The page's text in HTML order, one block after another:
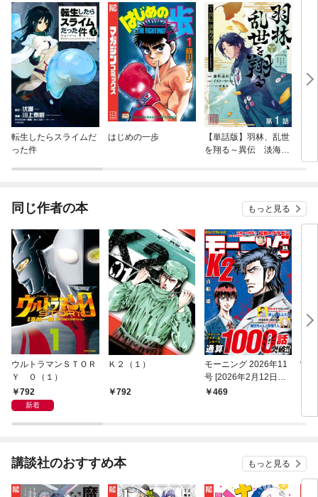
転生したらスライムだ
った件
はじめの一歩
【単話版】羽林、乱世
を翔る～異伝 淡海乃
同じ作者の本 もっと見る
ウルトラマンＳＴＯＲ
Ｙ ０（１）
792
新着
Ｋ２（１）
792
モーニング 2026年11
号 [2026年2月12日発
売]469
雷
講談社のおすすめ本 もっと見る